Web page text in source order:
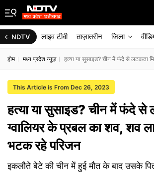
NDTV लाइव टीवी ताज़ातरीन जिला
होम मध्य प्रदेश न्यूज़ हत्या या सुसाइड? चीन में फंदे से लटकता
This Article is From Dec 26, 2023
हत्या या सुसाइड? चीन में फंदे से
ग्वालियर के प्रबल का शव, शव
भटक रहे परिजन
इकलौते बेटे की चीन में हुई मौत के बाद उसके